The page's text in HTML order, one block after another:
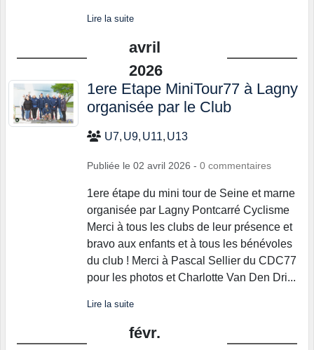
Lire la suite
avril
2026
1ere Etape MiniTour77 à Lagny
organisée par le Club
U7 U9 U11 U13
Publiée le 02 avril 2026 - 0 commentaires
1ere étape du mini tour de Seine et marne
organisée par Lagny Pontcarré Cyclisme
Merci à tous les clubs de leur présence et
bravo aux enfants et à tous les bénévoles
du club ! Merci à Pascal Sellier du CDC77
pour les photos et Charlotte Van Den Dri...
Lire la suite
févr.